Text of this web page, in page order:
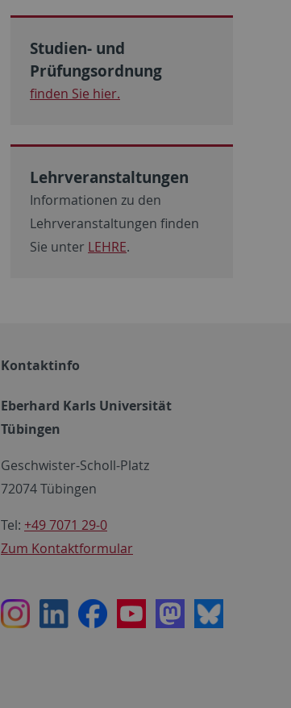
Studien- und
Prüfungsordnung
finden Sie hier.
Lehrveranstaltungen
Informationen zu den
Lehrveranstaltungen finden
Sie unter LEHRE.
Kontaktinfo
Eberhard Karls Universität
Tübingen
Geschwister-Scholl-Platz
72074 Tübingen
Tel: +49 7071 29-0
Zum Kontaktformular
InstagramLinkedInFacebookYoutubeMastodon
Bluesky